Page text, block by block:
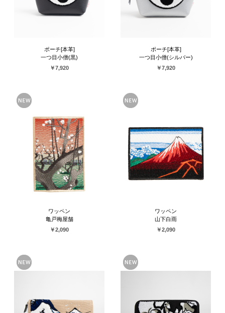
ポーチ[本革]
一つ目小僧(黒)
￥7,920
ポーチ[本革]
一つ目小僧(シルバー)
￥7,920
ワッペン
亀戸梅屋舗
￥2,090
ワッペン
山下白雨
￥2,090